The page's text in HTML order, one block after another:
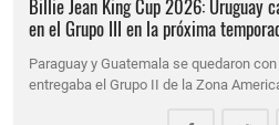
Billie Jean King Cup 2026: Uruguay
en el Grupo III en la próxima
Paraguay y Guatemala se quedaron
entregaba el Grupo II de la Zona